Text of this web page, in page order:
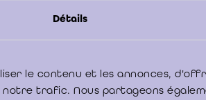
Détails
le contenu et les annonces,
trafic. Nous partageons
le risque de fraude résultant de
d’une attention particulière, et